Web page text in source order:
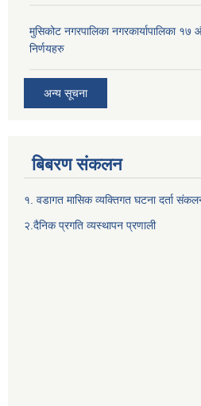
मुसिकोट नगरपालिका नगरकार्यापालिका
निर्णयहरु
अन्य सूचना
बिबरण संकलन
१. वडागत मासिक व्यक्तिगत घटना दर्ता
२.दैनिक प्रगति व्यस्थापन प्रणाली